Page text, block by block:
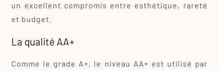
un excellent compromis entre esthétique, rareté
et budget.
La qualité AA+
Comme le grade A+, le niveau AA+ est utilisé par